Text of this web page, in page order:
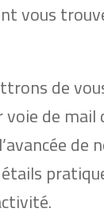
vous
de
de mail
de